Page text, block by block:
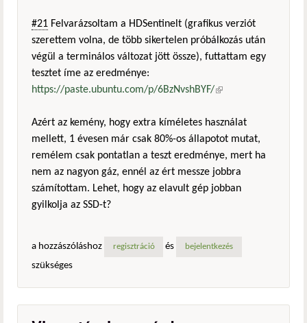
#21 Felvarázsoltam a HDSentinelt (grafikus verziót
szerettem volna, de több sikertelen próbálkozás után
végül a terminálos változat jött össze), futtattam egy
tesztet íme az eredménye:
https://paste.ubuntu.com/p/6BzNvshBYF/(külső
Azért az kemény, hogy extra kíméletes használat
mellett, 1 évesen már csak 80%-os állapotot mutat,
remélem csak pontatlan a teszt eredménye, mert ha
nem az nagyon gáz, ennél az ért messze jobbra
számítottam. Lehet, hogy az elavult gép jobban
gyilkolja az SSD-t?
a hozzászóláshoz regisztráció és bejelentkezés
szükséges